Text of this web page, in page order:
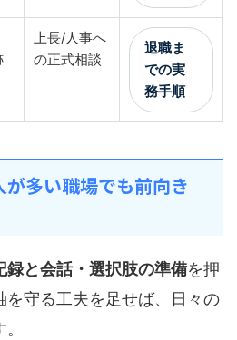
上長/人事へ
の正式相談
退職ま
での実
務手順
が多い職場でも前向き
録と会話・選択肢の準備を押
を守る工夫を足せば、日々の